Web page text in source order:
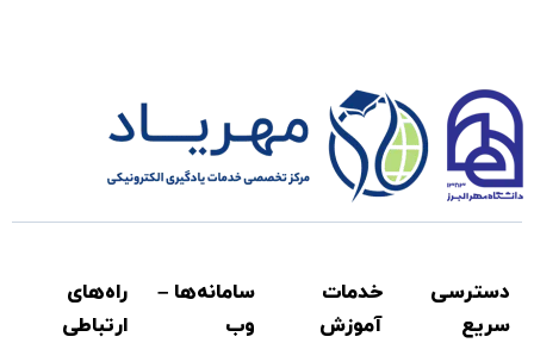
دسترسی
سريع
خدمات
آموزش
سامانه‌ها –
وب
راه‌های
ارتباطی